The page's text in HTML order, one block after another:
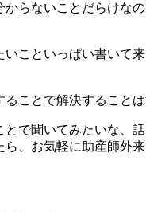
からないことだらけな
いこといっぱい書いて
ことで解決することは
とで聞いてみたいな、
、お気軽に助産師外